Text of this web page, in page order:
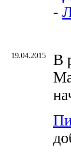
-
19.04.2015 В